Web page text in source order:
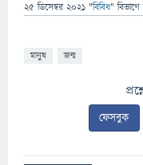
25 ডিসেম্বর 2021 "বিবিধ" বিভাগে
মানুষ জন্ম
ফেসবুক